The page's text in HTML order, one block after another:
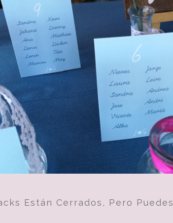
Están Cerrados, Pero Puedes